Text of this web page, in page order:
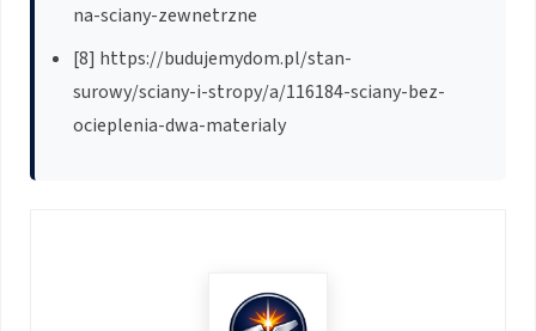
na-sciany-zewnetrzne
[8] https://budujemydom.pl/stan-
surowy/sciany-i-stropy/a/116184-sciany-bez-
ocieplenia-dwa-materialy